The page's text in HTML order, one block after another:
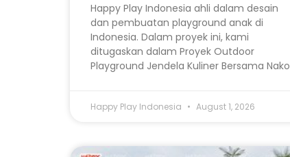
Happy Play Indonesia ahli dalam desain
dan pembuatan playground anak di
Indonesia. Dalam proyek ini, kami
ditugaskan dalam Proyek Outdoor
Playground Jendela Kuliner Bersama Nako
Happy Play Indonesia August 1, 2026